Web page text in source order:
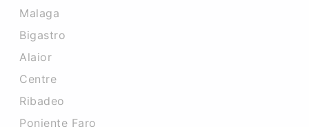
Malaga
Bigastro
Alaior
Centre
Ribadeo
Poniente Faro